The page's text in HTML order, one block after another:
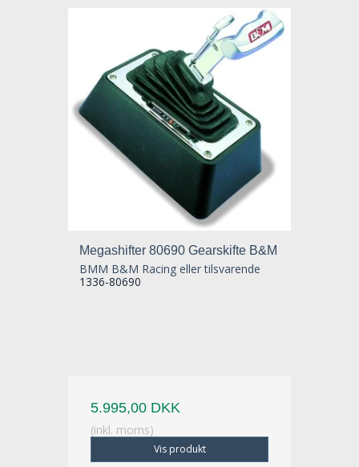
Megashifter 80690 Gearskifte B&M
BMM B&M Racing eller tilsvarende
1336-80690
5.995,00 DKK
(inkl. moms)
Vis produkt